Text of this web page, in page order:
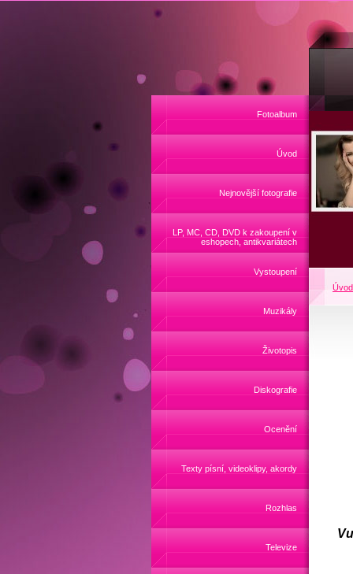
Fotoalbum
Úvod
Nejnovější fotografie
LP, MC, CD, DVD k zakoupení v
eshopech, antikvariátech
Vystoupení
Muzikály
Životopis
Diskografie
Ocenění
Texty písní, videoklipy, akordy
Rozhlas
Televize
Úvod